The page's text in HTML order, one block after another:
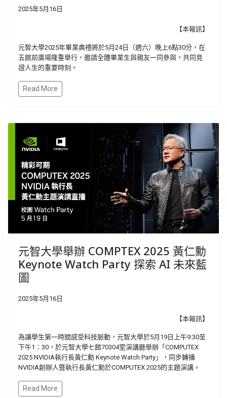
2025年5月16日
【本報訊】
元智大學2025年畢業典禮將於5月24日（週六）晚上6點30分，在
五館前廣場隆重舉行，邀請全體畢業生與親友一同參與，共同見
證人生的重要時刻。
Read More
元智大學舉辦 COMPTEX 2025 黃仁勳
Keynote Watch Party 探索 AI 未來藍
圖
2025年5月16日
【本報訊】
為讓學生第一時間感受科技脈動，元智大學於5月19日上午9:30至
下午1：30，於元智大學七館70304室演講廳舉辦「COMPUTEX
2025 NVIDIA執行長黃仁勳 Keynote Watch Party」，同步轉播
NVIDIA創辦人暨執行長黃仁勳於COMPUTEX 2025的主題演講。
Read More